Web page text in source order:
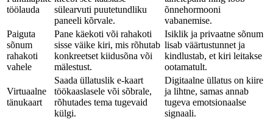
töölauda
sülearvuti puutetundliku
paneeli kõrvale.
õnnehormooni
vabanemise.
Paiguta
sõnum
rahakoti
vahele
Pane käekoti või rahakoti
sisse väike kiri, mis rõhutab
konkreetset kiidusõna või
mälestust.
Isiklik ja privaatne sõnum
lisab väärtustunnet ja
kindlustab, et kiri leitakse
ootamatult.
Virtuaalne
tänukaart
Saada üllatuslik e-kaart
töökaaslasele või sõbrale,
rõhutades tema tugevaid
külgi.
Digitaalne üllatus on kiire
ja lihtne, samas annab
tugeva emotsionaalse
signaali.